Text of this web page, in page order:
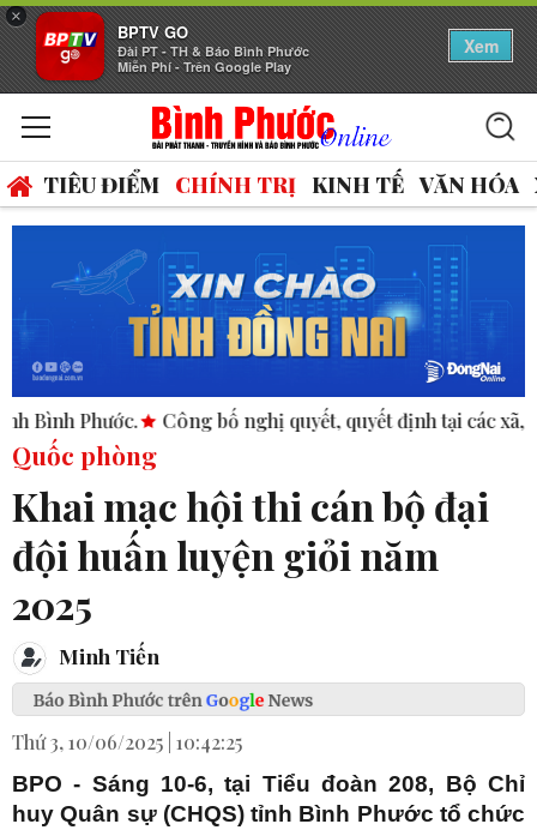
×
BPTV GO
Đài PT - TH & Báo Bình Phước
Miễn Phí - Trên Google Play
Xem
TIÊU ĐIỂM CHÍNH TRỊ KINH TẾ VĂN HÓA
Công bố nghị quyết, quyết định tại các xã, phường.
Quốc phòng
Khai mạc hội thi cán bộ đại
đội huấn luyện giỏi năm
2025
Minh Tiến
Thứ 3, 10/06/2025 | 10:42:25
BPO - Sáng 10-6, tại Tiểu đoàn 208, Bộ Chỉ
huy Quân sự (CHQS) tỉnh Bình Phước tổ chức